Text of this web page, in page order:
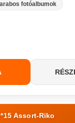
fotóalbumok
Assort-Riko